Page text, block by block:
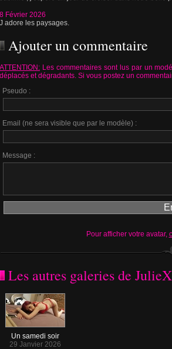
8 Février 2026
J adore les paysages.
Ajouter un commentaire
ATTENTION: Les commentaires sont lus par un
déplacés et dégradants. Si vous postez un
Pseudo :
Email (ne sera visible que par le modèle) :
Message :
Pour afficher votre avatar,
Les autres galeries de JulieX
Un samedi soir
29 Janvier 2026